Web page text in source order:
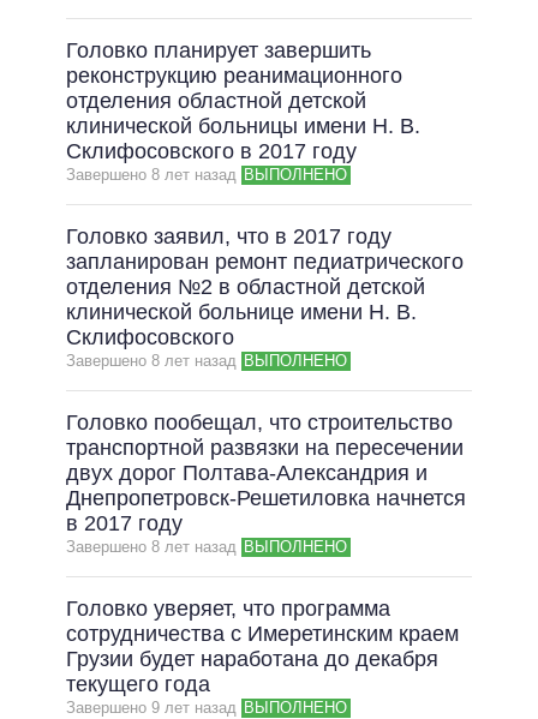
Головко планирует завершить
реконструкцию реанимационного
отделения областной детской
клинической больницы имени Н. В.
Склифосовского в 2017 году
Завершено 8 лет назад ВЫПОЛНЕНО
Головко заявил, что в 2017 году
запланирован ремонт педиатрического
отделения №2 в областной детской
клинической больнице имени Н. В.
Склифосовского
Завершено 8 лет назад ВЫПОЛНЕНО
Головко пообещал, что строительство
транспортной развязки на пересечении
двух дорог Полтава-Александрия и
Днепропетровск-Решетиловка начнется
в 2017 году
Завершено 8 лет назад ВЫПОЛНЕНО
Головко уверяет, что программа
сотрудничества с Имеретинским краем
Грузии будет наработана до декабря
текущего года
Завершено 9 лет назад ВЫПОЛНЕНО